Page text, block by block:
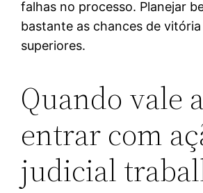
falhas no processo. Planejar
bastante as chances de
superiores.
Quando vale
entrar com
judicial